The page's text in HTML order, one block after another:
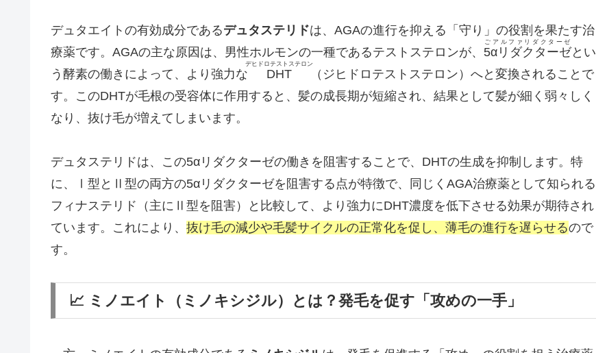
デュタエイトの有効成分であるデュタステリドは、AGAの進行を抑える「守り」の役割を果たす治
療薬です。AGAの主な原因は、男性ホルモンの一種であるテストステロンが、 5αリダクターゼ
ごアルファリダクターゼ
とい
う酵素の働きによって、より強力な
DHT
デヒドロテストステロン
（ジヒドロテストステロン）へと変換されることで
す。このDHTが毛根の受容体に作用すると、髪の成長期が短縮され、結果として髪が細く弱々しく
なり、抜け毛が増えてしまいます。
デュタステリドは、この5αリダクターゼの働きを阻害することで、DHTの生成を抑制します。特
に、Ⅰ型とⅡ型の両方の5αリダクターゼを阻害する点が特徴で、同じくAGA治療薬として知られる
フィナステリド（主にⅡ型を阻害）と比較して、より強力にDHT濃度を低下させる効果が期待され
ています。これにより、 抜け毛の減少や毛髪サイクルの正常化を促し、薄毛の進行を遅らせるので
す。
📈 ミノエイト（ミノキシジル）とは？発毛を促す「攻めの一手」